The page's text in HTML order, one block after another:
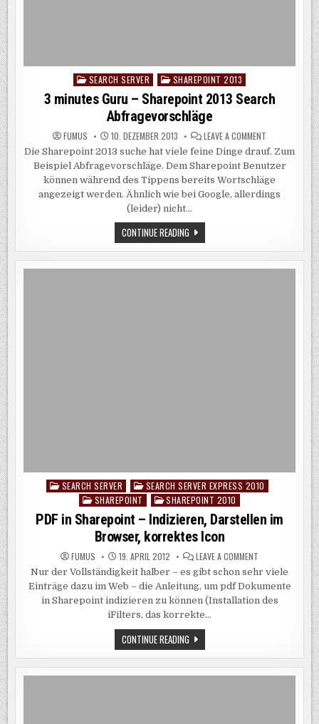
Posted
in
SEARCH SERVER SHAREPOINT 2013
3 minutes Guru – Sharepoint 2013 Search
Abfragevorschläge
FUMUS 10. DEZEMBER 2013 LEAVE A COMMENT
MINUTES
GURU
–
SHAREPOINT
2013
SEARCH
Die Sharepoint 2013 suche hat viele feine Dinge drauf. Zum
Beispiel Abfragevorschläge. Dem Sharepoint Benutzer
können während des Tippens bereits Wortschläge
angezeigt werden. Ähnlich wie bei Google, allerdings
(leider) nicht…
CONTINUE READING3
MINUTES
GURU
–
SHAREPOINT
Posted
SEARCH SERVER
SEARCH SERVER EXPRESS 2010
SHAREPOINT
SHAREPOINT 2010
PDF in Sharepoint – Indizieren, Darstellen im
Browser, korrektes Icon
FUMUS 19. APRIL 2012 LEAVE A COMMENT
IN
SHAREPOINT
–
INDIZIEREN,
DARSTELLEN
Nur der Vollständigkeit halber – es gibt schon sehr viele
Einträge dazu im Web – die Anleitung, um pdf Dokumente
in Sharepoint indizieren zu können (Installation des
iFilters, das korrekte…
CONTINUE READINGPDF
IN
SHAREPOINT
–
INDIZIEREN,